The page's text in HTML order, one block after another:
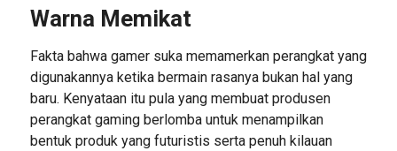
Warna Memikat
Fakta bahwa gamer suka memamerkan perangkat yang
digunakannya ketika bermain rasanya bukan hal yang
baru. Kenyataan itu pula yang membuat produsen
perangkat gaming berlomba untuk menampilkan
bentuk produk yang futuristis serta penuh kilauan